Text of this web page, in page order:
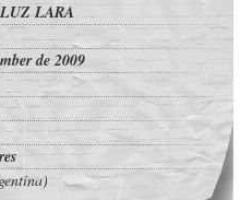
LARA
de 2009